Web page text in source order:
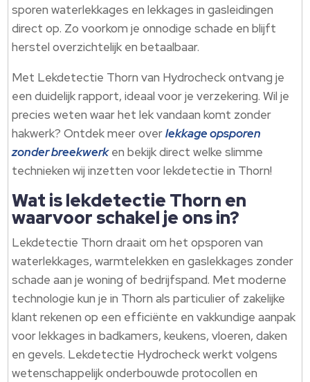
sporen waterlekkages en lekkages in gasleidingen
direct op. Zo voorkom je onnodige schade en blijft
herstel overzichtelijk en betaalbaar.
Met Lekdetectie Thorn van Hydrocheck ontvang je
een duidelijk rapport, ideaal voor je verzekering. Wil je
precies weten waar het lek vandaan komt zonder
hakwerk? Ontdek meer overlekkage opsporen
zonder breekwerken bekijk direct welke slimme
technieken wij inzetten voor lekdetectie in Thorn!
Wat is lekdetectie Thorn en
waarvoor schakel je ons in?
Lekdetectie Thorn draait om het opsporen van
waterlekkages, warmtelekken en gaslekkages zonder
schade aan je woning of bedrijfspand. Met moderne
technologie kun je in Thorn als particulier of zakelijke
klant rekenen op een efficiënte en vakkundige aanpak
voor lekkages in badkamers, keukens, vloeren, daken
en gevels. Lekdetectie Hydrocheck werkt volgens
wetenschappelijk onderbouwde protocollen en